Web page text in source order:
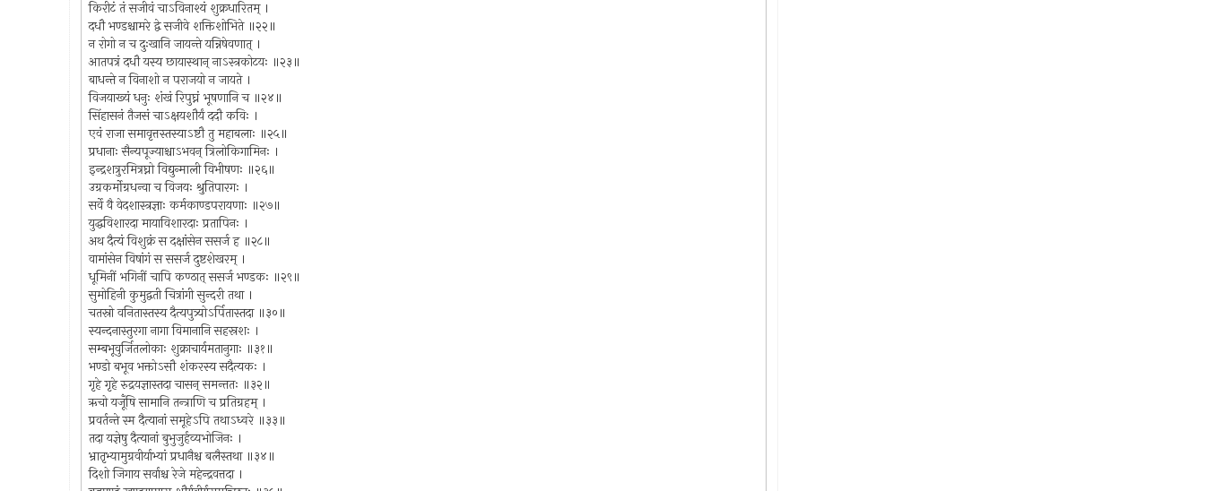
किरीटं तं सजीवं चाऽविनाश्यं शुक्रधारितम् ।
दधौ भण्डश्चामरे द्वे सजीवे शक्तिशोभिते ॥२२॥
न रोगो न च दुःखानि जायन्ते यन्निषेवणात् ।
आतपत्रं दधौ यस्य छायास्थान् नाऽस्त्रकोटयः ॥२३॥
बाधन्ते न विनाशो न पराजयो न जायते ।
विजयाख्यं धनुः शंखं रिपुघ्नं भूषणानि च ॥२४॥
सिंहासनं तैजसं चाऽक्षयशौर्यं ददौ कविः ।
एवं राजा समावृत्तस्तस्याऽष्टौ तु महाबलाः ॥२५॥
प्रधानाः सैन्यपूज्याश्चाऽभवन् त्रिलोकिगामिनः ।
इन्द्रशत्रुरमित्रघ्नो विद्युन्माली विभीषणः ॥२६॥
उग्रकर्मोग्रधन्वा च विजयः श्रुतिपारगः ।
सर्वे वै वेदशास्त्रज्ञाः कर्मकाण्डपरायणाः ॥२७॥
युद्धविशारदा मायाविशारदाः प्रतापिनः ।
अथ दैत्यं विशुक्रं स दक्षांसेन ससर्ज ह ॥२८॥
वामांसेन विषांगं स ससर्ज दुष्टशेखरम् ।
धूमिनीं भगिनीं चापि कण्ठात् ससर्ज भण्डकः ॥२९॥
सुमोहिनी कुमुद्वती चित्रांगी सुन्दरी तथा ।
चतस्रो वनितास्तस्य दैत्यपुत्र्योऽर्पितास्तदा ॥३०॥
स्यन्दनास्तुरगा नागा विमानानि सहस्रशः ।
सम्बभूवुर्जितलोकाः शुक्राचार्यमतानुगाः ॥३१॥
भण्डो बभूव भक्तोऽसौ शंकरस्य सदैत्यकः ।
गृहे गृहे रुद्रयज्ञास्तदा चासन् समन्ततः ॥३२॥
ऋचो यजूँषि सामानि तन्त्राणि च प्रतिग्रहम् ।
प्रवर्तन्ते स्म दैत्यानां समूहेऽपि तथाऽध्वरे ॥३३॥
तदा यज्ञेषु दैत्यानां बुभुजुर्हव्यभोजिनः ।
भ्रातृभ्यामुग्रवीर्याभ्यां प्रधानैश्च बलैस्तथा ॥३४॥
दिशो जिगाय सर्वाश्च रेजे महेन्द्रवत्तदा ।